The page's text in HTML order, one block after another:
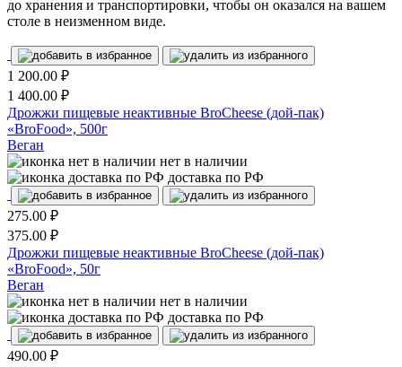
до хранения и транспортировки, чтобы он оказался на вашем
столе в неизменном виде.
1 200.00 ₽
1 400.00 ₽
Дрожжи пищевые неактивные BroCheese (дой-пак)
«BroFood», 500г
Веган
нет в наличии
доставка по РФ
275.00 ₽
375.00 ₽
Дрожжи пищевые неактивные BroCheese (дой-пак)
«BroFood», 50г
Веган
нет в наличии
доставка по РФ
490.00 ₽